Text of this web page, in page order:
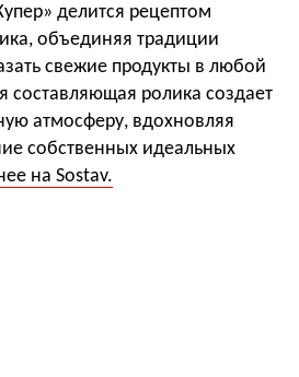
делится рецептом
объединяя традиции
свежие продукты в любой
составляющая ролика создает
атмосферу, вдохновляя
собственных идеальных
на Sostav.